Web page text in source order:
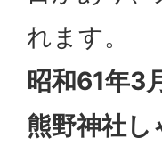
れます。
昭和61年3
熊野神社し